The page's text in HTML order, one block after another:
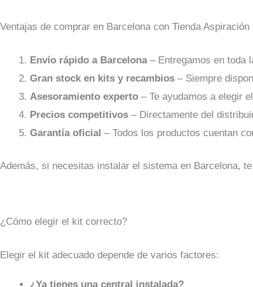
Ventajas de comprar en Barcelona con Tienda Aspiración
Envío rápido a Barcelona– Entregamos en toda
Gran stock en kits y recambios – Siempre
Asesoramiento experto – Te ayudamos a elegir
Precios competitivos – Directamente del
Garantía oficial – Todos los productos cuentan
Además, si necesitas instalar el sistema en Barcelona,
¿Cómo elegir el kit correcto?
Elegir el kit adecuado depende de varios factores:
¿Ya tienes una central instalada?